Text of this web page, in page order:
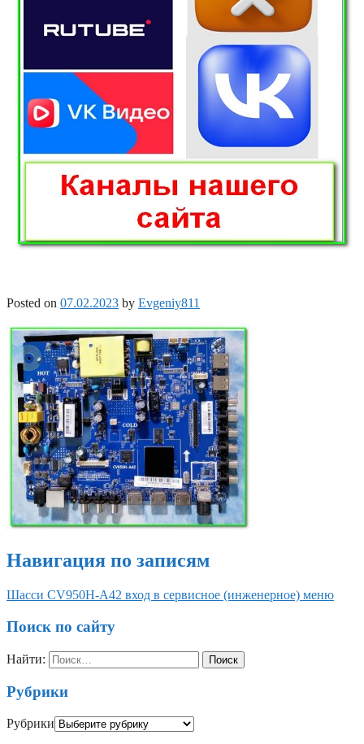
Posted on 07.02.2023 by Evgeniy811
Навигация по записям
Шасси CV950H-A42 вход в сервисное (инженерное) меню
Поиск по сайту
Найти:
Рубрики
Рубрики